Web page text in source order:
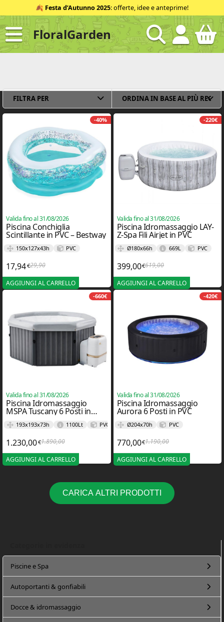
al
contenuto
ID
🍂 Festa d’Autunno 2025: offerte, idee e anteprime!
FloralGarden
FILTRA PER
-40%
Valida fino al 31/08/2026
Piscina Conchiglia
Scintillante in PVC – Bestway
150x127x43h PVC
29,90Il prezzo originale era: 29,90€.
17,94€ Il prezzo attuale è: 17,94€.
AGGIUNGI AL CARRELLO
-220€
Valida fino al 31/08/2026
Piscina Idromassaggio LAY-
Z-Spa Fili Airjet in PVC
Ø180x66h 669L PVC
619,00Il prezzo originale
399,00€ Il prezzo attuale è:
AGGIUNGI AL CARRELLO
-660€
Valida fino al 31/08/2026
Piscina Idromassaggio
MSPA Tuscany 6 Posti in
Acciaio e PVC
193x193x73h 1100Lt PVC
1.890,00Il prezzo originale era: 1.890,00€.
1.230,00€ Il prezzo attuale è: 1.230,00€.
AGGIUNGI AL CARRELLO
-420€
Valida fino al 31/08/2026
Piscina Idromassaggio
Aurora 6 Posti in PVC
Ø204x70h PVC
1.190,00Il prezzo originale
770,00€ Il prezzo attuale è:
AGGIUNGI AL CARRELLO
CARICA ALTRI PRODOTTI
Piscine e Spa
Autoportanti & gonfiabili
Docce & idromassaggio